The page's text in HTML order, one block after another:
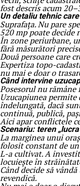
fost descris acum
Un detaliu tehnic
Suprafața. Nu pare
520 mp poate decide
În zone periurbane,
fără măsurători
Două persoane care
Expertiza topo-
nu mai e doar o
Când intervine
Posesorul nu rămâne
Uzucapiunea
îndelungată, dacă
continuă, publică,
Aici apar conflictele
Scenariu: teren
La marginea unui
folosit constant de
L-a cultivat. A
locuiește în
Când decide să
revendică.